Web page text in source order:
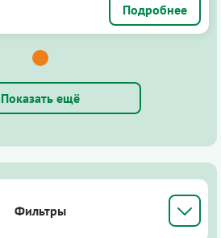
Подробнее
Показать ещё
Фильтры